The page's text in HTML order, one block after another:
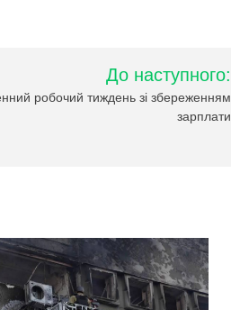
До наступного:
робочий тиждень зі збереженням
зарплати